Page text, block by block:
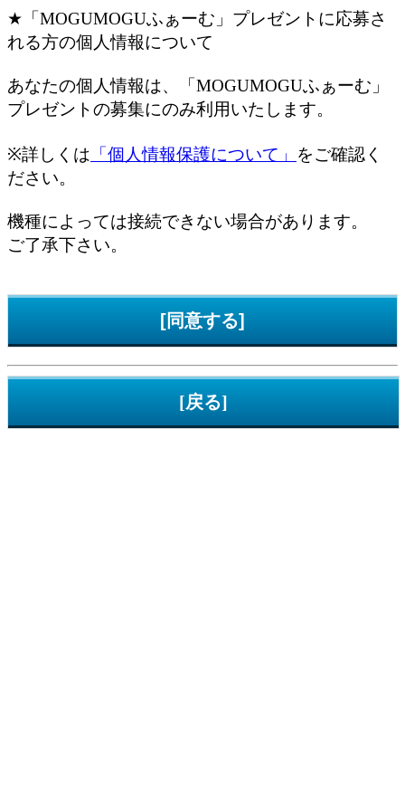
★「MOGUMOGUふぁーむ」プレゼントに応募さ
れる方の個人情報について
あなたの個人情報は、「MOGUMOGUふぁーむ」
プレゼントの募集にのみ利用いたします。
※詳しくは 「個人情報保護について」 をご確認く
ださい。
機種によっては接続できない場合があります。
ご了承下さい。
[戻る]